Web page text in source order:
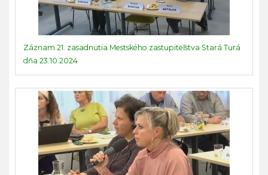
Záznam 21. zasadnutia Mestského zastupiteľstva Stará Turá
dňa 23.10.2024